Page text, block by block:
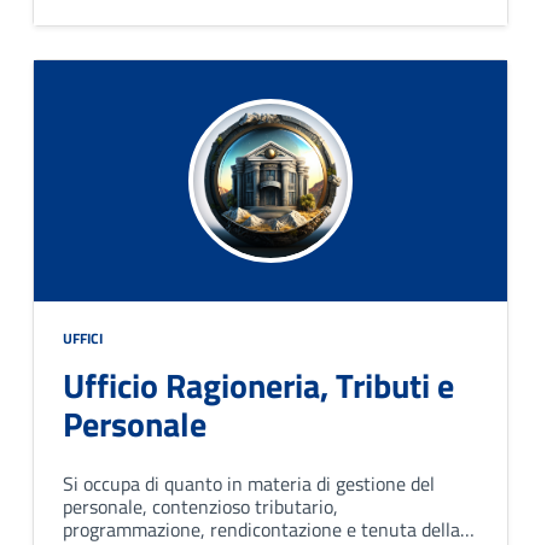
UFFICI
Ufficio Ragioneria, Tributi e
Personale
Si occupa di quanto in materia di gestione del
personale, contenzioso tributario,
programmazione, rendicontazione e tenuta della